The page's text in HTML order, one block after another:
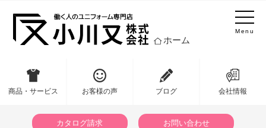
Menu
ホーム
商品・サービス お客様の声 ブログ 会社情報
カタログ請求 お問い合わせ